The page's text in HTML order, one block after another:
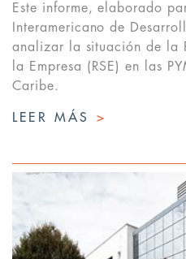
Este informe, elaborado
Interamericano de
analizar la situación de la
la Empresa (RSE) en las
Caribe.
LEER MÁS >